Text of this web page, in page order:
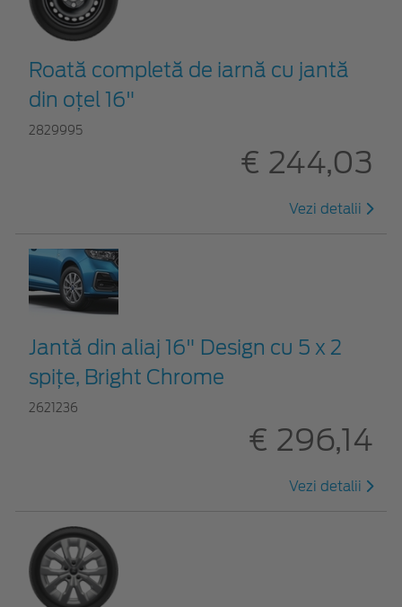
Roată completă de iarnă cu jantă
din oțel 16"
2829995
€ 244,03
Vezi detalii
Jantă din aliaj 16" Design cu 5 x 2
spiţe, Bright Chrome
2621236
€ 296,14
Vezi detalii